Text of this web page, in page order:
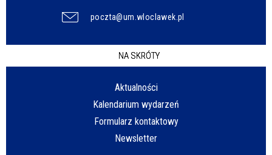
poczta@um.wloclawek.pl
NA SKRÓTY
Aktualności
Kalendarium wydarzeń
Formularz kontaktowy
Newsletter